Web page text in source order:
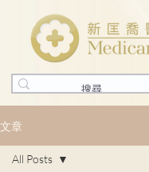
文章
All Posts